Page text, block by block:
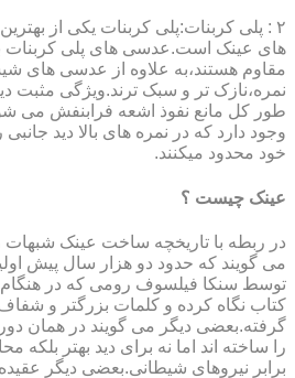
۲ : پلی کربنات:پلی کربنات یکی از
های عینک است.عدسی های پلی کربنات
مقاوم هستند،به علاوه از عدسی های
نمره،نازک تر و سبک ترند.ویژگی مثبت
طور کل مانع نفوذ اشعه فرابنفش می
وجود دارد که در نمره های بالا دید جانبی
خود محدود میکنند.
عینک چیست ؟
در ربطه با تاریخچه ساخت عینک شبهات
می گویند که حدود دو هزار سال پیش
توسط سنکا فیلسوف رومی که در هنگام
کتاب نگاه کرده و کلمات بزرگتر و
گرفته.بعضی دیگر می گویند در همان
را ساخته اند اما نه برای دید بهتر
برابر نیروهای شیطانی.بعضی دیگر